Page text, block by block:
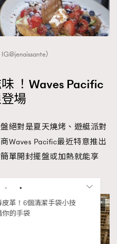
）
！Waves Pacific
場
絕對是夏天燒烤、遊艇派對
Waves Pacific最近特意推出
單開封擺盤或加熱就能享